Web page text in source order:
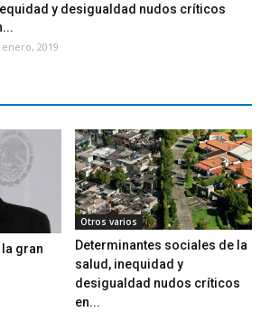
y desigualdad nudos críticos
enero, 2019
gran
Otros varios
Determinantes sociales de la
salud, inequidad y
desigualdad nudos críticos
en...